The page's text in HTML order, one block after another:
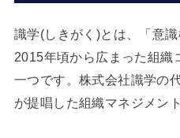
識学(しきがく)とは、「意識
2015年頃から広まった組織
一つです。株式会社識学の
が提唱した組織マネジメン